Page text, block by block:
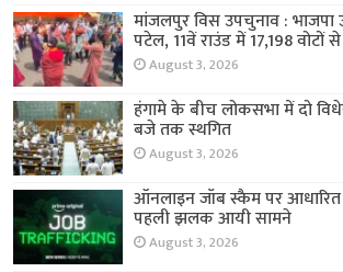
मांजलपुर विस उपचुनाव : भाजपा
पटेल, 11वें राउंड में 17,198 वोटों
August 3, 2026
हंगामे के बीच लोकसभा में दो
बजे तक स्थगित
August 3, 2026
ऑनलाइन जॉब स्कैम पर आधारित
पहली झलक आयी सामने
August 3, 2026